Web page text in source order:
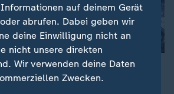
Deutschen Eishockey Liga (DEL)
und Rekordmeister Eisbären
auf deinem Gerät
abrufen. Dabei geben wir
deine Einwilligung nicht an
nicht unsere direkten
Wir verwenden deine Daten
Zwecken.